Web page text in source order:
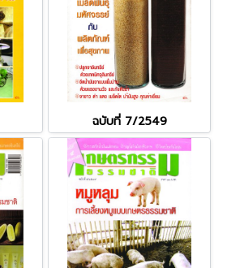
ฉบับที่ 7/2549